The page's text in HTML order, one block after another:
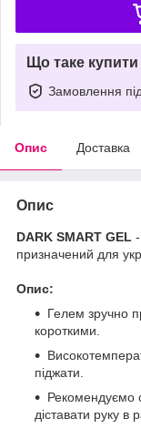
Що таке
Замовлення
Опис Доставка
Опис
DARK SMART GEL
призначений для
Опис:
Гелем зручно
короткими.
піджати.
Рекомендуємо
діставати руку в